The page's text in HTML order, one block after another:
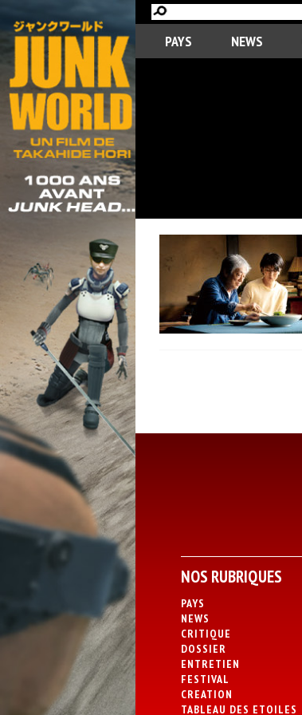
PAYS NEWS
NOS RUBRIQUES
PAYS
NEWS
CRITIQUE
DOSSIER
ENTRETIEN
FESTIVAL
CREATION
TABLEAU DES ETOILES